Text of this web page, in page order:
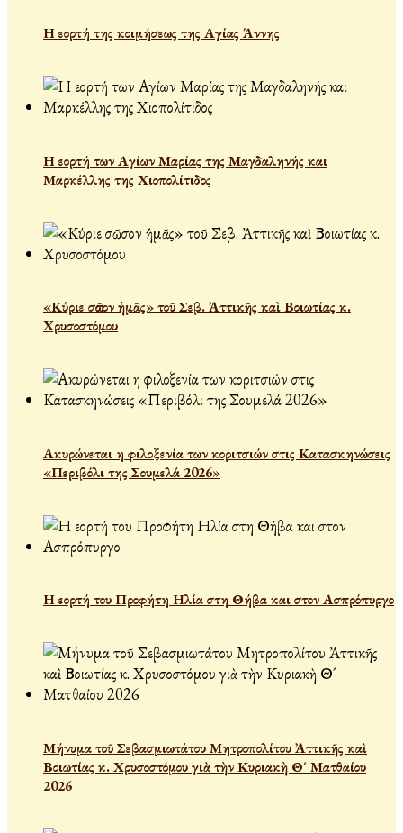
Η εορτή της κοιμήσεως της Αγίας Άννης
Η εορτή των Αγίων Μαρίας της Μαγδαληνής και
Μαρκέλλης της Χιοπολίτιδος
«Κύριε σῶσον ἡμᾶς» τοῦ Σεβ. Ἀττικῆς καὶ Βοιωτίας κ.
Χρυσοστόμου
Ακυρώνεται η φιλοξενία των κοριτσιών στις Κατασκηνώσεις
«Περιβόλι της Σουμελά 2026»
Η εορτή του Προφήτη Ηλία στη Θήβα και στον Ασπρόπυργο
Μήνυμα τοῦ Σεβασμιωτάτου Μητροπολίτου Ἀττικῆς καὶ
Βοιωτίας κ. Χρυσοστόμου γιὰ τὴν Κυριακὴ Θ´ Ματθαίου
2026